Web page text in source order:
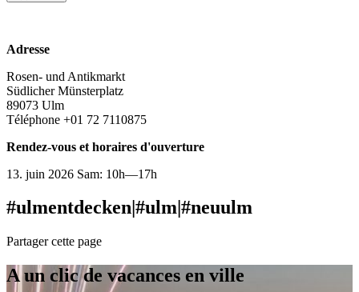
Adresse
Rosen- und Antikmarkt
Südlicher Münsterplatz
89073 Ulm
Téléphone +01 72 7110875
Rendez-vous et horaires d'ouverture
13. juin 2026 Sam: 10h—17h
#ulmentdecken#ulm#neuulm
Partager cette page
A un clic de vacances en ville